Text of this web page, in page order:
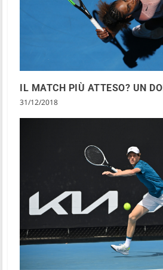
IL MATCH PIÙ ATTESO? UN
31/12/2018